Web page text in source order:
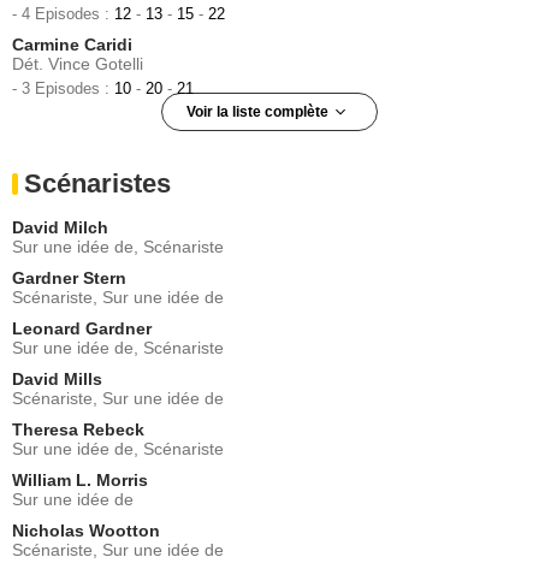
- 4 Episodes : 12 - 13 - 15 - 22
Carmine Caridi
Dét. Vince Gotelli
- 3 Episodes : 10 - 20 - 21
Voir la liste complète
Vincent Guastaferro
- 3 Episodes :2-3-4
Vince Gotelli
- 2 Episodes : 3-11
Adam Trese
Doug Russell
- 2 Episodes :3-12
Phyllis Somerville
Dorothy Russell
- 2 Episodes :3- 12
David Harris
Off. Donny Simmons
- 2 Episodes :3-13
Wendy Raquel Robinson
Lucy Kinley
- 2 Episodes :21-22
Scénaristes
David Milch
Sur une idée de, Scénariste
Gardner Stern
Scénariste, Sur une idée de
Leonard Gardner
Sur une idée de, Scénariste
David Mills
Scénariste, Sur une idée de
Theresa Rebeck
Sur une idée de, Scénariste
William L. Morris
Sur une idée de
Nicholas Wootton
Scénariste, Sur une idée de